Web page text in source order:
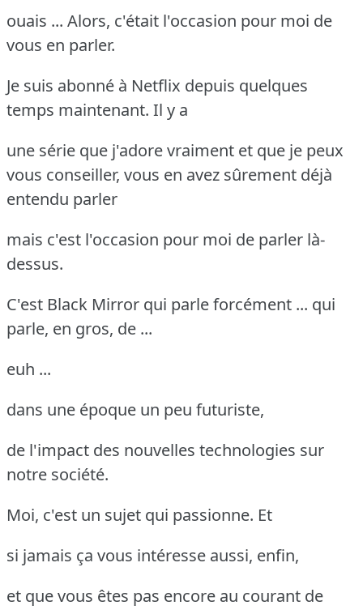
ouais ... Alors, c'était l'occasion pour moi de
vous en parler.
Je suis abonné à Netflix depuis quelques
temps maintenant. Il y a
une série que j'adore vraiment et que je peux
vous conseiller, vous en avez sûrement déjà
entendu parler
mais c'est l'occasion pour moi de parler là-
dessus.
C'est Black Mirror qui parle forcément ... qui
parle, en gros, de ...
euh ...
dans une époque un peu futuriste,
de l'impact des nouvelles technologies sur
notre société.
Moi, c'est un sujet qui passionne. Et
si jamais ça vous intéresse aussi, enfin,
et que vous êtes pas encore au courant de